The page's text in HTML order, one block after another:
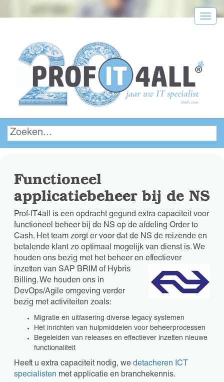
Menu
Functioneel
applicatiebeheer bij de NS
Prof-IT4all is een opdracht gegund extra capaciteit voor
functioneel beheer bij de NS op de afdeling Order to
Cash. Het team zorgt er voor dat de NS de reizende en
betalende klant zo optimaal mogelijk van dienst is. We
houden ons bezig met het beheer en effectiever
inzetten van SAP BRIM ofHybris
Billing. We houden ons in
DevOps/Agile omgeving verder
bezig met activiteiten zoals:
Migratie en uitfasering diverse legacy systemen
Het inrichten van hulpmiddelen voor beheerprocessen
Begeleiden van releases en effectiever inzetten nieuwe
functionaliteit
Heeft u extra capaciteit nodig, we detacheren ICT
specialisten met applicatie en branchekennis.